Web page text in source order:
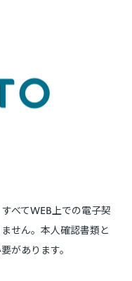
べてWEB上での電子契
せん。本人確認書類と
があります。